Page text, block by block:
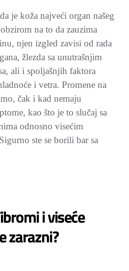
je koža najveći organ našeg
na to da zauzima
njen izgled zavisi od rada
žlezda sa unutrašnjim
ali i spoljašnjih faktora
i vetra. Promene na
čak i kad nemaju
kao što je to slučaj sa
odnosno visećim
ste se borili bar sa
i viseće
zarazni?